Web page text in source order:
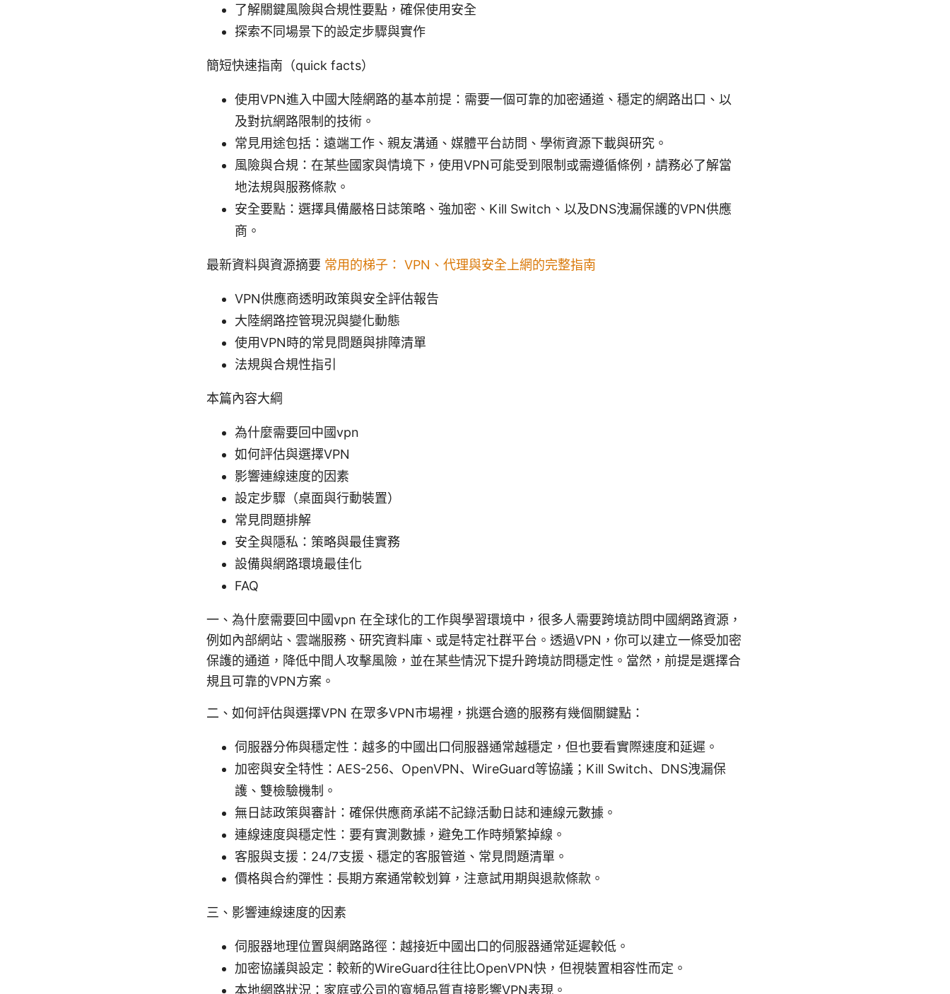
了解關鍵風險與合規性要點，確保使用安全
探索不同場景下的設定步驟與實作
簡短快速指南（quick facts）
使用VPN進入中國大陸網路的基本前提：需要一個可靠的加密通道、穩定的網路出口、以
及對抗網路限制的技術。
常見用途包括：遠端工作、親友溝通、媒體平台訪問、學術資源下載與研究。
風險與合規：在某些國家與情境下，使用VPN可能受到限制或需遵循條例，請務必了解當
地法規與服務條款。
安全要點：選擇具備嚴格日誌策略、強加密、Kill Switch、以及DNS洩漏保護的VPN供應
商。
最新資料與資源摘要 常用的梯子： VPN、代理與安全上網的完整指南
VPN供應商透明政策與安全評估報告
大陸網路控管現況與變化動態
使用VPN時的常見問題與排障清單
法規與合規性指引
本篇內容大綱
為什麼需要回中國vpn
如何評估與選擇VPN
影響連線速度的因素
設定步驟（桌面與行動裝置）
常見問題排解
安全與隱私：策略與最佳實務
設備與網路環境最佳化
FAQ
一、為什麼需要回中國vpn 在全球化的工作與學習環境中，很多人需要跨境訪問中國網路資源，
例如內部網站、雲端服務、研究資料庫、或是特定社群平台。透過VPN，你可以建立一條受加密
保護的通道，降低中間人攻擊風險，並在某些情況下提升跨境訪問穩定性。當然，前提是選擇合
規且可靠的VPN方案。
二、如何評估與選擇VPN 在眾多VPN市場裡，挑選合適的服務有幾個關鍵點：
伺服器分佈與穩定性：越多的中國出口伺服器通常越穩定，但也要看實際速度和延遲。
加密與安全特性：AES-256、OpenVPN、WireGuard等協議；Kill Switch、DNS洩漏保
護、雙檢驗機制。
無日誌政策與審計：確保供應商承諾不記錄活動日誌和連線元數據。
連線速度與穩定性：要有實測數據，避免工作時頻繁掉線。
客服與支援：24/7支援、穩定的客服管道、常見問題清單。
價格與合約彈性：長期方案通常較划算，注意試用期與退款條款。
三、影響連線速度的因素
伺服器地理位置與網路路徑：越接近中國出口的伺服器通常延遲較低。
加密協議與設定：較新的WireGuard往往比OpenVPN快，但視裝置相容性而定。
本地網路狀況：家庭或公司的寬頻品質直接影響VPN表現。